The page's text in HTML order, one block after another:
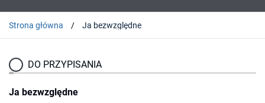
Strona główna Ja bezwzględne
DO PRZYPISANIA
Ja bezwzględne